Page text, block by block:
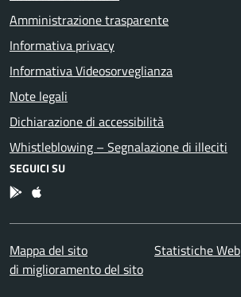
Amministrazione trasparente
Informativa privacy
Informativa Videosorveglianza
Note legali
Dichiarazione di accessibilità
Whistleblowing – Segnalazione di illeciti
SEGUICI SU
App Android
App IOS
Mappa del sito Statistiche Web
di miglioramento del sito